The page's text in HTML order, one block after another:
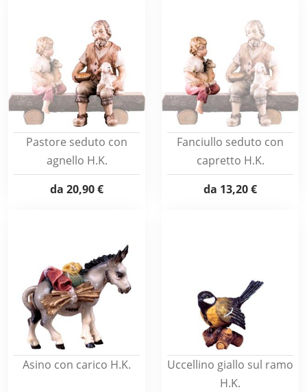
Pastore seduto con
agnello H.K.
da 20,90 €
Fanciullo seduto con
capretto H.K.
da 13,20 €
Asino con carico H.K.
Uccellino giallo sul ramo
H.K.